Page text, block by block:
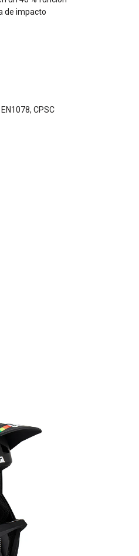
de impacto
CPSC